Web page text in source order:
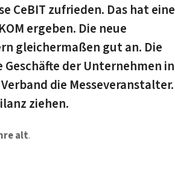
CeBIT zufrieden. Das hat eine
ergeben. Die neue
gleichermaßen gut an. Die
der Unternehmen in
die Messeveranstalter.
ziehen.
alt.